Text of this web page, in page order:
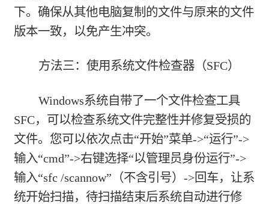
下。确保从其他电脑复制的文件与原来的文件
版本一致，以免产生冲突。
方法三：使用系统文件检查器（SFC）
Windows系统自带了一个文件检查工具
SFC，可以检查系统文件完整性并修复受损的
文件。您可以依次点击“开始”菜单->“运行”->
输入“cmd”->右键选择“以管理员身份运行”->
输入“sfc /scannow”（不含引号）->回车，让系
统开始扫描，待扫描结束后系统自动进行修